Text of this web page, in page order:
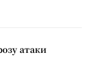
атаки